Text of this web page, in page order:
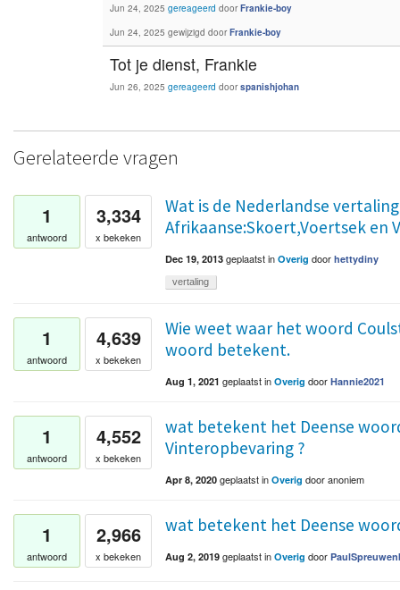
Jun 24, 2025 gereageerd doorFrankie-boy
Jun 24, 2025 gewijzigd doorFrankie-boy
Tot je dienst, Frankie
Jun 26, 2025 gereageerd doorspanishjohan
Gerelateerde vragen
1
antwoord
3,334
x bekeken
Wat is de Nederlandse
Afrikaanse:Skoert,Voertsek en
Dec 19, 2013 geplaatstin Overig door hettydiny
vertaling
1
antwoord
4,639
x bekeken
Wie weet waar het woord
woord betekent.
Aug 1, 2021 geplaatstin Overig door Hannie2021
1
antwoord
4,552
x bekeken
wat betekent het Deense
Vinteropbevaring ?
Apr 8, 2020 geplaatstin Overig dooranoniem
1
antwoord
2,966
x bekeken
wat betekent het Deense
Aug 2, 2019 geplaatstin Overig door